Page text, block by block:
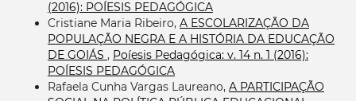
(2016): POÍESIS PEDAGÓGICA
Cristiane Maria Ribeiro, A ESCOLARIZAÇÃO DA
POPULAÇÃO NEGRA E A HISTÓRIA DA EDUCAÇÃO
DE GOIÁS , Poíesis Pedagógica: v. 14 n. 1 (2016):
POÍESIS PEDAGÓGICA
Rafaela Cunha Vargas Laureano, A PARTICIPAÇÃO